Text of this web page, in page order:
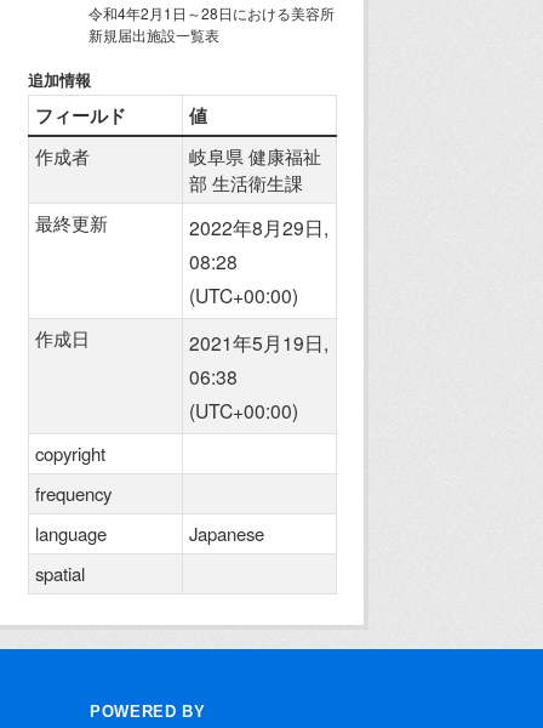
令和4年2月1日～28日における美容所
新規届出施設一覧表
追加情報
フィールド 値
作成者
岐阜県 健康福祉
部 生活衛生課
最終更新
2022年8月29日,
08:28
(UTC+00:00)
作成日
2021年5月19日,
06:38
(UTC+00:00)
copyright
frequency
language
Japanese
spatial
POWERED BY